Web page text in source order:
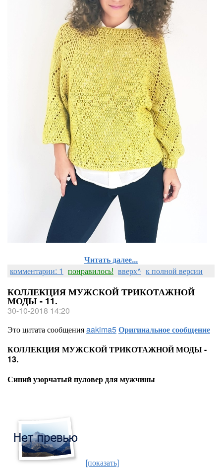
Читать далее...
комментарии: 1 понравилось! вверх^ к полной версии
КОЛЛЕКЦИЯ МУЖСКОЙ ТРИКОТАЖНОЙ
МОДЫ - 11.
30-10-2018 14:20
Это цитата сообщенияaakima5Оригинальное сообщение
КОЛЛЕКЦИЯ МУЖСКОЙ ТРИКОТАЖНОЙ МОДЫ -
13.
Синий узорчатый пуловер для мужчины
[показать]